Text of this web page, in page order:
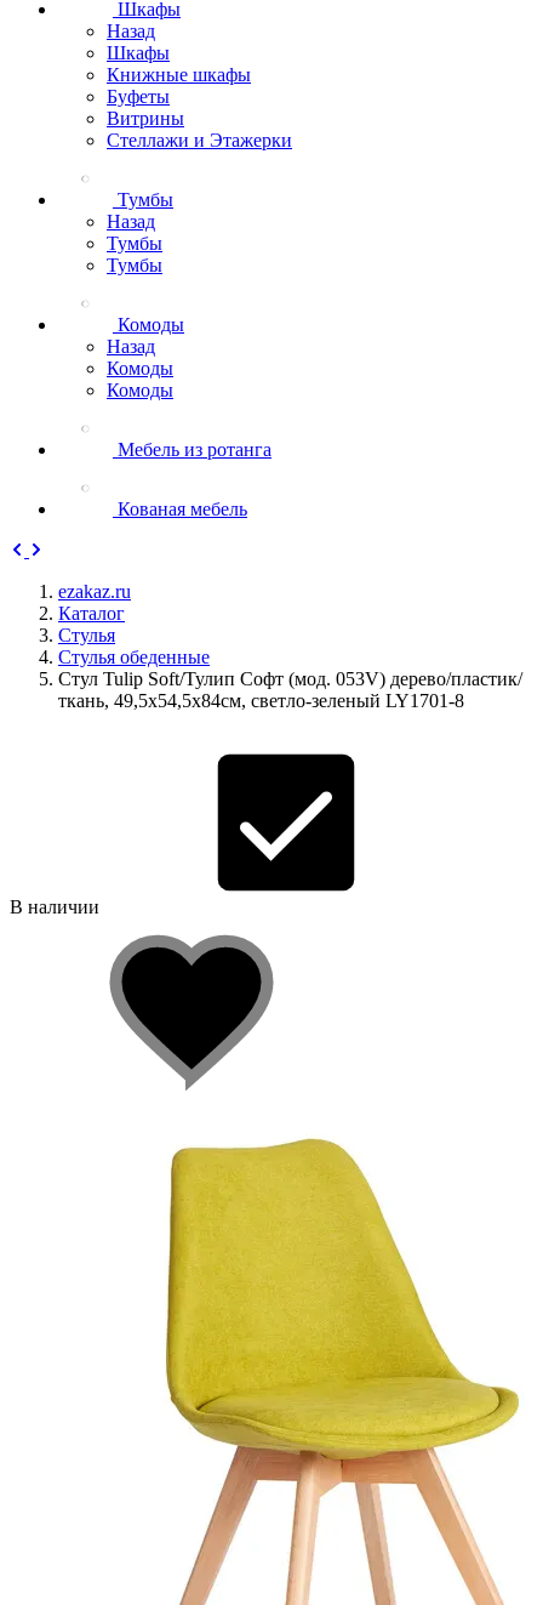
Шкафы
Назад
Шкафы
Книжные шкафы
Буфеты
Витрины
Стеллажи и Этажерки
Тумбы
Назад
Тумбы
Тумбы
Комоды
Назад
Комоды
Комоды
Мебель из ротанга
Кованая мебель
ezakaz.ru
Каталог
Стулья
Стулья обеденные
Стул Tulip Soft/Тулип Софт (мод. 053V) дерево/пластик/
ткань, 49,5х54,5х84см, светло-зеленый LY1701-8
В наличии